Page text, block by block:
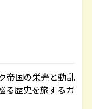
帝国の栄光と動乱
る歴史を旅するガ